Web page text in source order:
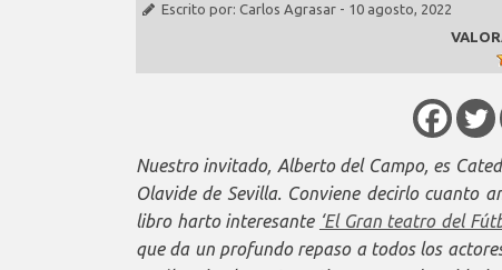
Escrito por: Carlos Agrasar - 10 agosto, 2022
Nuestro invitado, Alberto del Campo, es
Olavide de Sevilla. Conviene decirlo cuanto
libro harto interesante ‘El Gran teatro del
que da un profundo repaso a todos los